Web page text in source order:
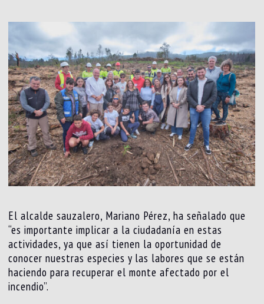
El alcalde sauzalero, Mariano Pérez, ha señalado que
“es importante implicar a la ciudadanía en estas
actividades, ya que así tienen la oportunidad de
conocer nuestras especies y las labores que se están
haciendo para recuperar el monte afectado por el
incendio”.